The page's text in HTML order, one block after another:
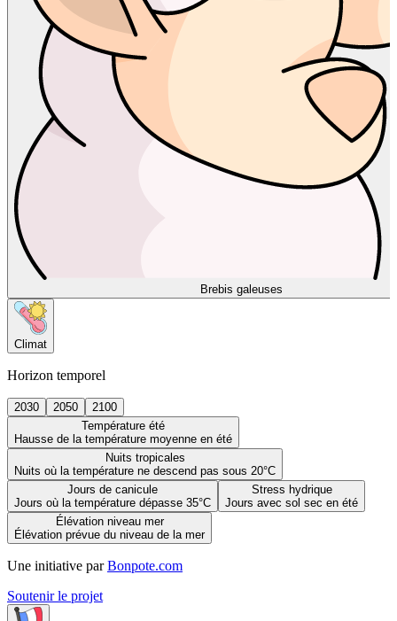
Brebis galeuses
Climat
Horizon temporel
2030 2050
2100
Température été
Hausse de la température moyenne en été
Nuits tropicales
Nuits où la température ne descend pas sous 20°C
Jours de canicule
Jours où la température dépasse 35°C
Stress hydrique
Jours avec sol sec en été
Élévation niveau mer
Élévation prévue du niveau de la mer
Une initiative par Bonpote.com
Soutenir le projet